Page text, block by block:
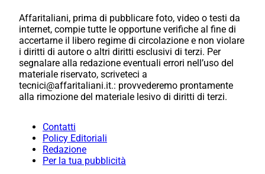
Affaritaliani, prima di pubblicare foto, video o testi da
internet, compie tutte le opportune verifiche al fine di
accertarne il libero regime di circolazione e non violare
i diritti di autore o altri diritti esclusivi di terzi. Per
segnalare alla redazione eventuali errori nell’uso del
materiale riservato, scriveteci a
tecnici@affaritaliani.it.: provvederemo prontamente
alla rimozione del materiale lesivo di diritti di terzi.
Contatti
Policy Editoriali
Redazione
Per la tua pubblicità